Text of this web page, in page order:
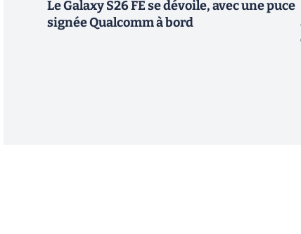
Le Galaxy S26 FE se dévoile, avec une puce
signée Qualcomm à bord